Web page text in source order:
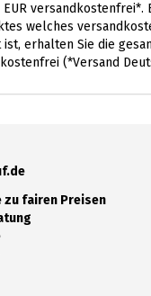
versandkostenfrei*.
welches
ist, erhalten Sie die
(*Versand
zu fairen Preisen